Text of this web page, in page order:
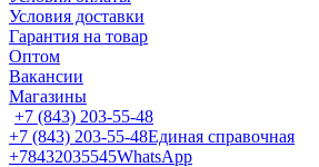
Условия доставки
Гарантия на товар
Оптом
Вакансии
Магазины
+7 (843) 203-55-48
+7 (843) 203-55-48Единая справочная
+78432035545WhatsApp